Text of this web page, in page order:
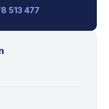
513 477